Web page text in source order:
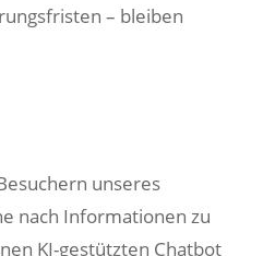
– bleiben
unseres
nach Informationen zu
KI-gestützten Chatbot